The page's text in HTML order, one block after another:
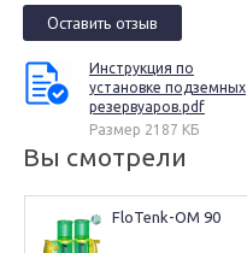
Оставить отзыв
Инструкция по
установке подземных
резервуаров.pdf
Размер 2187 КБ
Вы смотрели
FloTenk-OM 90